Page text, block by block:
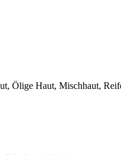
Ölige Haut, Mischhaut,